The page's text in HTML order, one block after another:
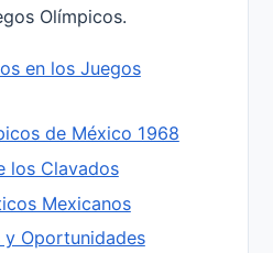
Olímpicos.
en los Juegos
de México 1968
los Clavados
Mexicanos
Oportunidades